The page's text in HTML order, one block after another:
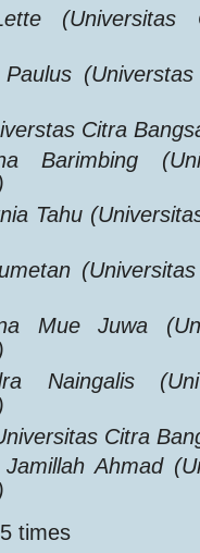
(Universitas
Citra
Barimbing
Tahu
Mue Juwa
Naingalis
Citra
Ahmad
times